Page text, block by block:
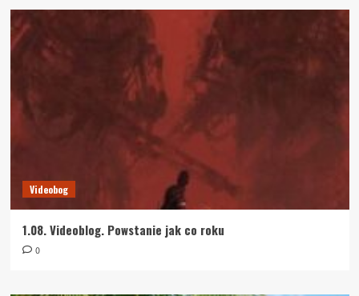
Videobog
1.08. Videoblog. Powstanie jak co roku
0